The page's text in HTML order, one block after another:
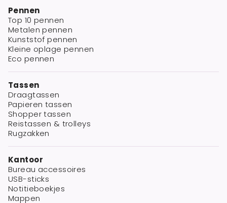
Pennen
Top 10 pennen
Metalen pennen
Kunststof pennen
Kleine oplage pennen
Eco pennen
Tassen
Draagtassen
Papieren tassen
Shopper tassen
Reistassen & trolleys
Rugzakken
Kantoor
Bureau accessoires
USB-sticks
Notitieboekjes
Mappen